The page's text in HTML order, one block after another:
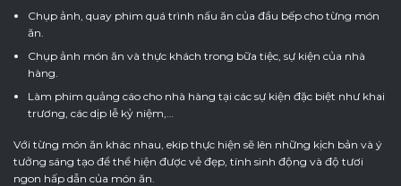
Chụp ảnh, quay phim quá trình nấu ăn của đầu bếp cho từng món
ăn.
Chụp ảnh món ăn và thực khách trong bữa tiệc, sự kiện của nhà
hàng.
Làm phim quảng cáo cho nhà hàng tại các sự kiện đặc biệt như khai
trương, các dịp lễ kỷ niệm,…
Với từng món ăn khác nhau, ekip thực hiện sẽ lên những kịch bản và ý
tưởng sáng tạo để thể hiện được vẻ đẹp, tính sinh động và độ tươi
ngon hấp dẫn của món ăn.